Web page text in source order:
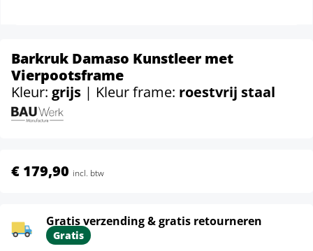
Barkruk Damaso Kunstleer met
Vierpootsframe
Kleur: grijs | Kleur frame: roestvrij staal
€ 179,90 incl. btw
Gratis verzending & gratis retourneren
Gratis